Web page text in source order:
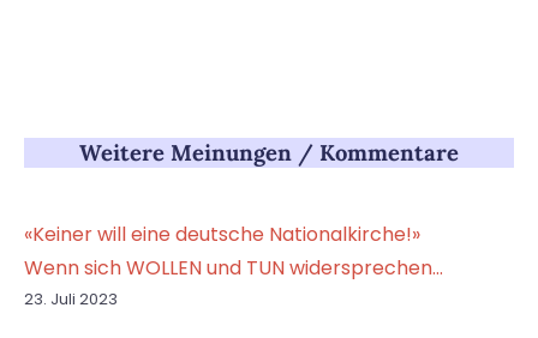
Weitere Meinungen / Kommentare
«Keiner will eine deutsche Nationalkirche!»
Wenn sich WOLLEN und TUN widersprechen…
23. Juli 2023